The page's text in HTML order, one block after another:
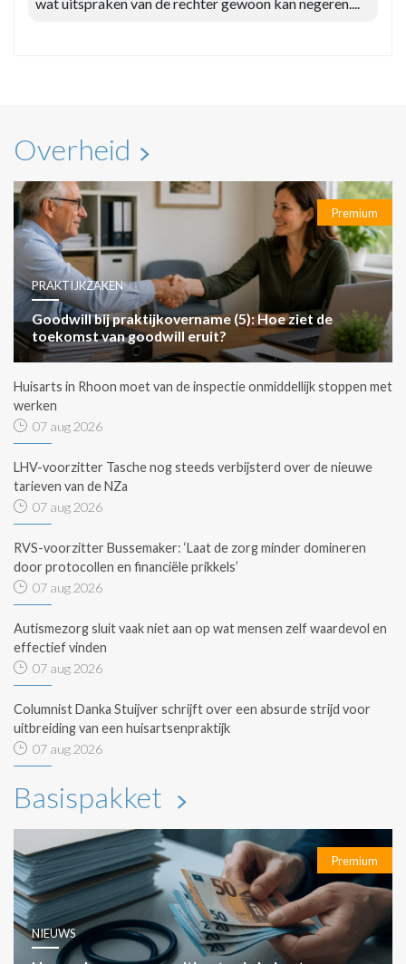
Overheid
Premium
PRAKTIJKZAKEN
Goodwill bij praktijkovername (5): Hoe ziet de
toekomst van goodwill eruit?
Huisarts in Rhoon moet van de inspectie onmiddellijk stoppen met
werken
07 aug 2026
LHV-voorzitter Tasche nog steeds verbijsterd over de nieuwe
tarieven van de NZa
07 aug 2026
RVS-voorzitter Bussemaker: ‘Laat de zorg minder domineren
door protocollen en financiële prikkels’
07 aug 2026
Autismezorg sluit vaak niet aan op wat mensen zelf waardevol en
effectief vinden
07 aug 2026
Columnist Danka Stuijver schrijft over een absurde strijd voor
uitbreiding van een huisartsenpraktijk
07 aug 2026
Basispakket
Premium
NIEUWS